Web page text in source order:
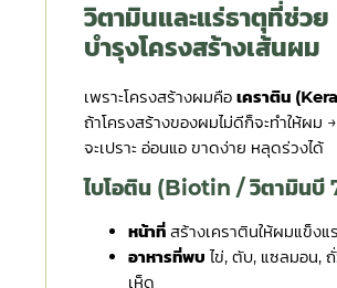
วิตามินและแร่ธาตุที่ช่วย
บำรุงโครงสร้างเส้นผม
เพราะโครงสร้างผมคือเคราติน
ถ้าโครงสร้างของผมไม่ดีก็จะทำให้ผม
จะเปราะ อ่อนแอ ขาดง่าย หลุดร่วงได้
ไบโอติน (Biotin / วิตามินบี
หน้าที่ สร้างเคราตินให้ผมแข็งแ
อาหารที่พบ ไข่, ตับ, แซลมอน,
เห็ด